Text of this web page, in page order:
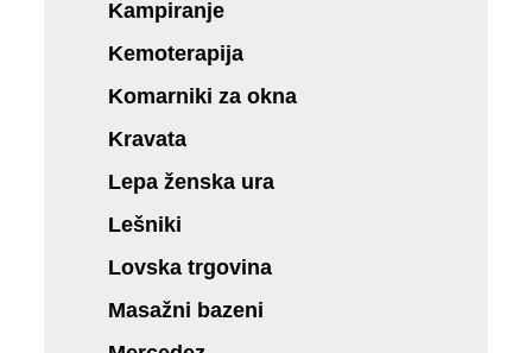
Kampiranje
Kemoterapija
Komarniki za okna
Kravata
Lepa ženska ura
Lešniki
Lovska trgovina
Masažni bazeni